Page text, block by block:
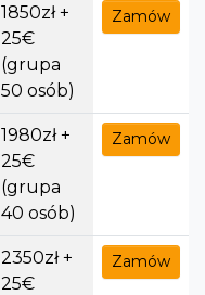
1850zł +
25€
(grupa
50 osób)
Zamów
1980zł +
25€
(grupa
40 osób)
Zamów
2350zł +
25€
Zamów